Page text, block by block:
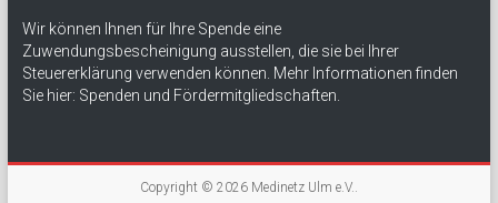
Wir können Ihnen für Ihre Spende eine
Zuwendungsbescheinigung ausstellen, die sie bei Ihrer
Steuererklärung verwenden können. Mehr Informationen finden
Sie hier: Spenden und Fördermitgliedschaften
Copyright © 2026 Medinetz Ulm e.V..